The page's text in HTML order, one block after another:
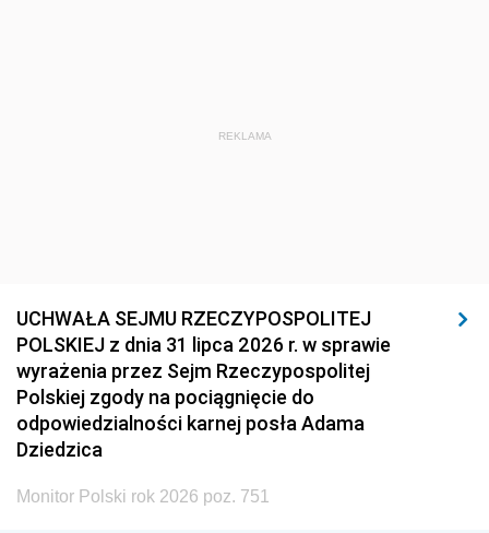
REKLAMA
UCHWAŁA SEJMU RZECZYPOSPOLITEJ
POLSKIEJ z dnia 31 lipca 2026 r. w sprawie
wyrażenia przez Sejm Rzeczypospolitej
Polskiej zgody na pociągnięcie do
odpowiedzialności karnej posła Adama
Dziedzica
Monitor Polski rok 2026 poz. 751